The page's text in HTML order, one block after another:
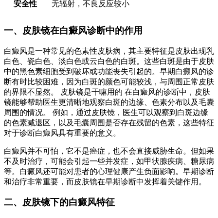
安全性 无辐射，不良反应较小
一、皮肤镜在白癜风诊断中的作用
白癜风是一种常见的色素性皮肤病，其主要特征是皮肤出现乳
白色、瓷白色、淡白色或云白色的白斑。这些白斑是由于皮肤
中的黑色素细胞受到破坏或功能丧失引起的。早期白癜风的诊
断有时比较困难，因为白斑的颜色可能较浅，与周围正常皮肤
的界限不显然。 皮肤镜是干嘛用的 在白癜风的诊断中，皮肤
镜能够帮助医生更清晰地观察白斑的边缘、色素分布以及毛囊
周围的情况。 例如，通过皮肤镜，医生可以观察到白斑边缘
的色素减退区，以及毛囊周围是否存在残留的色素，这些特征
对于诊断白癜风具有重要的意义。
白癜风并不可怕，它不是癌症，也不会直接威胁生命。但如果
不及时治疗，可能会引起一些并发症，如甲状腺疾病、糖尿病
等。白癜风还可能对患者的心理健康产生负面影响。早期诊断
和治疗非常重要，而皮肤镜在早期诊断中发挥着关键作用。
二、皮肤镜下的白癜风特征